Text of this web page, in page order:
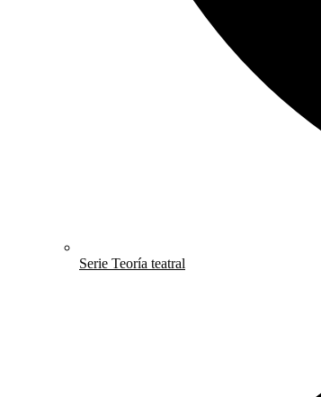
Serie Teoría teatral